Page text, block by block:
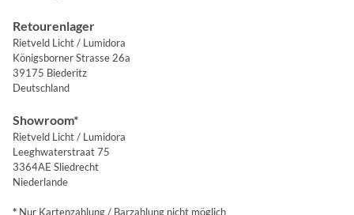
Retourenlager
Rietveld Licht / Lumidora
Königsborner Strasse 26a
39175 Biederitz
Deutschland
Showroom*
Rietveld Licht / Lumidora
Leeghwaterstraat 75
3364AE Sliedrecht
Niederlande
* Nur Kartenzahlung / Barzahlung nicht möglich